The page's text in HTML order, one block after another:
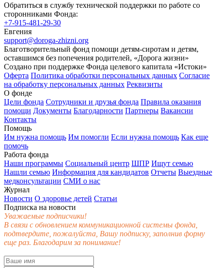
Обратиться в службу технической поддержки по работе со
сторонниками Фонда:
+7-915-481-29-30
Евгения
support@doroga-zhizni.org
Благотворительный фонд помощи детям-сиротам и детям,
оставшимся без попечения родителей, «Дорога жизни»
Создано при поддержке Фонда целевого капитала «Истоки»
Оферта Политика обработки персональных данных Согласие
на обработку персональных данных Реквизиты
О фонде
Цели фонда Сотрудники и друзья фонда Правила оказания
помощи Документы Благодарности Партнеры Вакансии
Контакты
Помощь
Им нужна помощь Им помогли Если нужна помощь Как еще
помочь
Работа фонда
Наши программы Социальный центр ШПР Ищут семью
Нашли семью Информация для кандидатов Отчеты Выездные
медконсультации СМИ о нас
Журнал
Новости О здоровье детей Статьи
Подписка на новости
Уважаемые подписчики!
В связи с обновлением коммуникационной системы фонда,
подтвердите, пожалуйста, Вашу подписку, заполнив форму
еще раз. Благодарим за понимание!